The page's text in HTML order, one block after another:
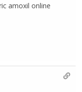
amoxil online